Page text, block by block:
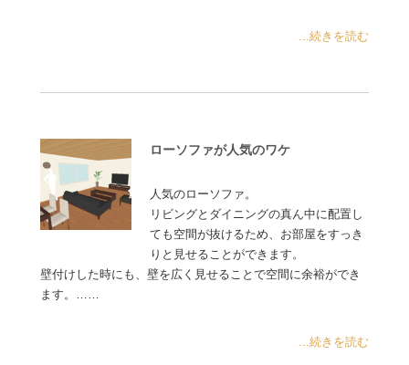
...続きを読む
ローソファが人気のワケ
人気のローソファ。
リビングとダイニングの真ん中に配置し
ても空間が抜けるため、お部屋をすっき
りと見せることができます。
壁付けした時にも、壁を広く見せることで空間に余裕ができ
ます。……
...続きを読む